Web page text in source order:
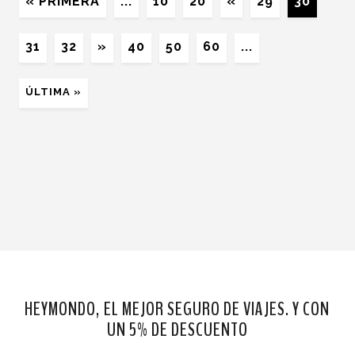
31 32 » 40 50 60 ...
ÚLTIMA »
HEYMONDO, EL MEJOR SEGURO DE VIAJES. Y CON
UN 5% DE DESCUENTO